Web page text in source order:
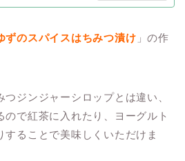
ずのスパイスはちみつ漬け 」の作
ジンジャーシロップとは違い、
で紅茶に入れたり、ヨーグルト
することで美味しくいただけま